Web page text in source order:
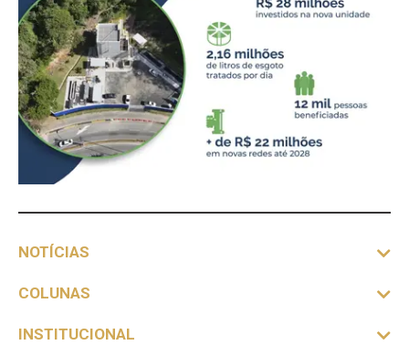
NOTÍCIAS
COLUNAS
INSTITUCIONAL